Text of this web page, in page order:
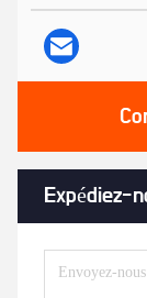
Expédiez-